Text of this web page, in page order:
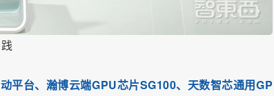
平台、瀚博云端GPU芯片SG100、天数智芯通用GP